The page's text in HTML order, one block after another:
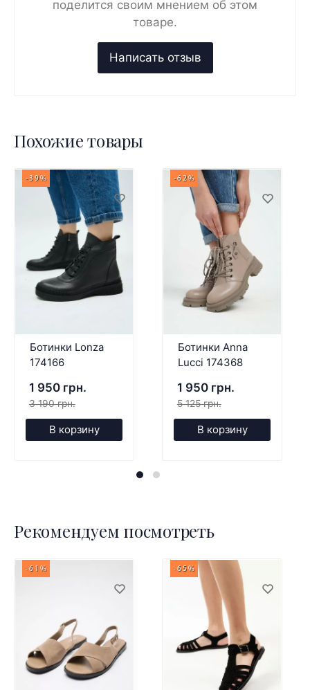
поделится своим мнением об этом
товаре.
Похожие товары
-39%
Ботинки Lonza
174166
1 950 грн.
3 190 грн.
В корзину
-62%
Ботинки Anna
Lucci 174368
1 950 грн.
5 125 грн.
В корзину
Рекомендуем посмотреть
-61% -65%